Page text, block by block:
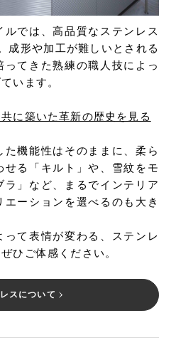
ルでは、高品質なステンレス
成形や加工が難しいとされる
ってきた熟練の職人技によっ
います。
に築いた革新の歴史を見る
た機能性はそのままに、柔ら
る「キルト」や、雪紋をモ
」など、まるでインテリア
ーションを選べるのも大き
て表情が変わる、ステンレ
ひご体感ください。
スについて